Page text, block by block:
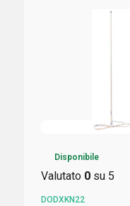
Disponibile
Valutato 0su 5
DODXKN22